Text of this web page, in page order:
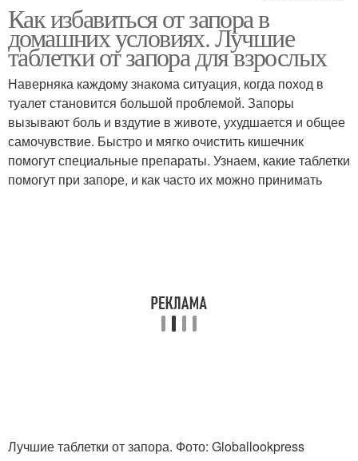
Хронический запор
Как избавиться от запора в
домашних условиях. Лучшие
таблетки от запора для взрослых
Наверняка каждому знакома ситуация, когда поход в
туалет становится большой проблемой. Запоры
вызывают боль и вздутие в животе, ухудшается и общее
самочувствие. Быстро и мягко очистить кишечник
помогут специальные препараты. Узнаем, какие таблетки
помогут при запоре, и как часто их можно принимать
Лучшие таблетки от запора. Фото: Globallookpress